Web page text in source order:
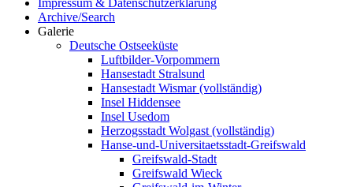
Impressum & Datenschutzerklärung
Archive/Search
Galerie
Deutsche Ostseeküste
Luftbilder-Vorpommern
Hansestadt Stralsund
Hansestadt Wismar (vollständig)
Insel Hiddensee
Insel Usedom
Herzogsstadt Wolgast (vollständig)
Hanse-und-Universitaetsstadt-Greifswald
Greifswald-Stadt
Greifswald Wieck